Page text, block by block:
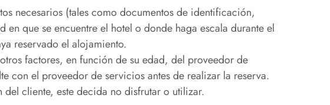
necesarios (tales como documentos de identificación,
que se encuentre el hotel o donde haga escala durante el
reservado el alojamiento.
factores, en función de su edad, del proveedor de
con el proveedor de servicios antes de realizar la reserva.
cliente, este decida no disfrutar o utilizar.